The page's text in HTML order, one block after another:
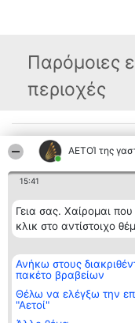
ΑΕΤΟΊ της
15:41
Γεια σας. Χαίρομαι
κλικ στο αντίστοιχο
Ανήκω στους
πακέτο βραβείων
Θέλω να ελέγξω την
"Αετοί"
Παρόμοιες
περιοχές
Διοργανωτής της
κατάταξης
BEAUTIFUL COMPANY
Μονοπρόσωπη ΙΚΕ
2104128019
email:
aetoi@beautifulcompany.co